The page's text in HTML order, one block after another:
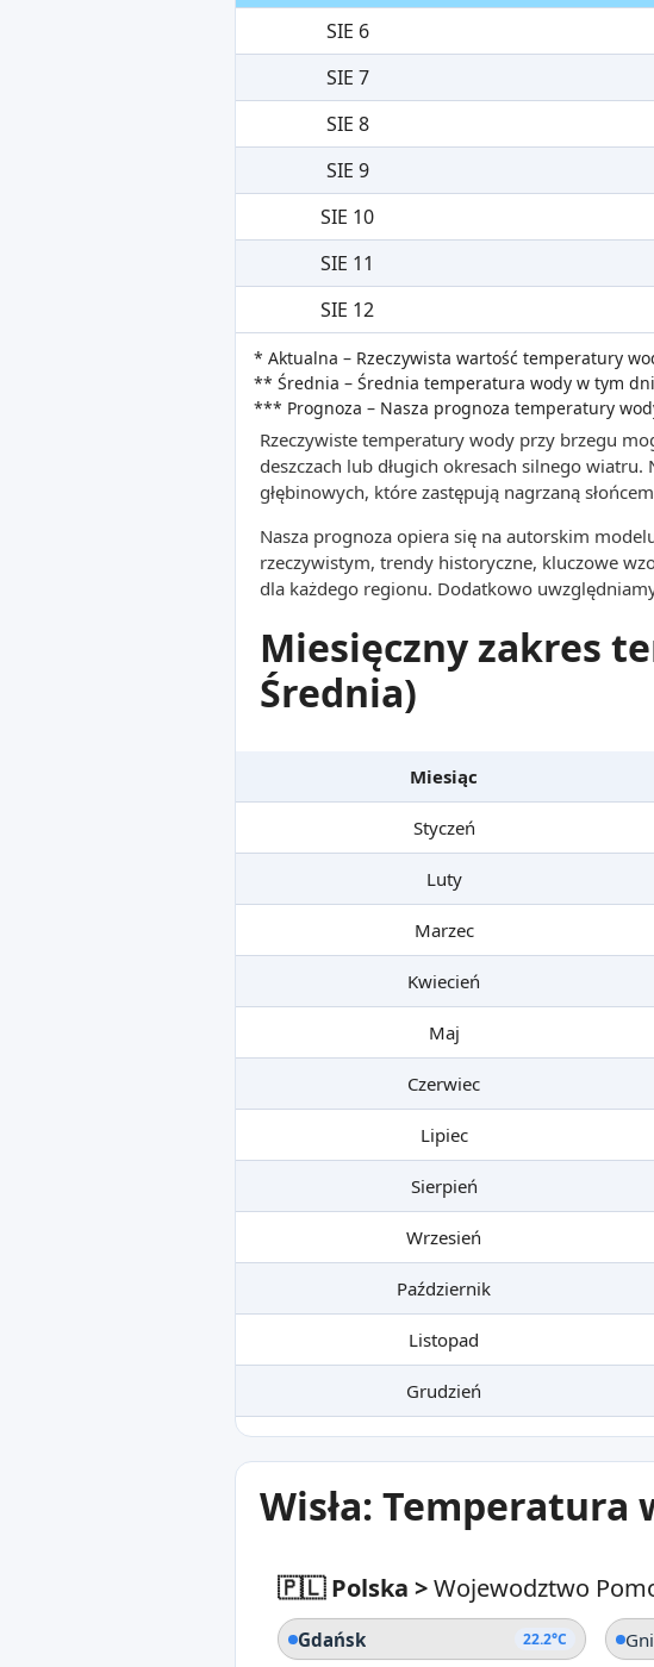
SIE 6
SIE 7
SIE 8
SIE 9
SIE 10
SIE 11
SIE 12
* Aktualna – Rzeczywista wartość temperatury
** Średnia – Średnia temperatura wody w tym
*** Prognoza – Nasza prognoza temperatury
Rzeczywiste temperatury wody przy brzegu
deszczach lub długich okresach silnego
głębinowych, które zastępują nagrzaną
Nasza prognoza opiera się na autorskim
rzeczywistym, trendy historyczne, kluczowe
dla każdego regionu. Dodatkowo
Miesięczny zakres
Średnia)
Miesiąc
Styczeń
Luty
Marzec
Kwiecień
Maj
Czerwiec
Lipiec
Sierpień
Wrzesień
Październik
Listopad
Grudzień
Wisła: Temperatura
🇵🇱 Polska >Wojewodztwo
Gdańsk 22.2°C